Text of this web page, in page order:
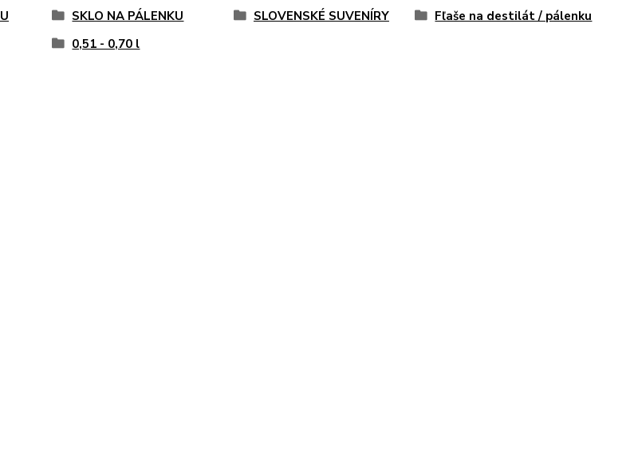
SKLO NA PÁLENKU SLOVENSKÉ SUVENÍRY
Fľaše na destilát / pálenku
0,51 - 0,70 l